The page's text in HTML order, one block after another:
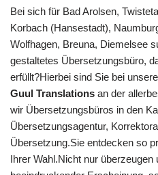
Bei sich für Bad Arolsen,
Korbach (Hansestadt),
Wolfhagen, Breuna, Diemelsee
gestaltetes Übersetzungsbüro,
erfüllt?Hierbei sind Sie bei
Guul Translations an der
wir Übersetzungsbüros in den
Übersetzungsagentur,
Übersetzung.Sie entdecken so
Ihrer Wahl.Nicht nur